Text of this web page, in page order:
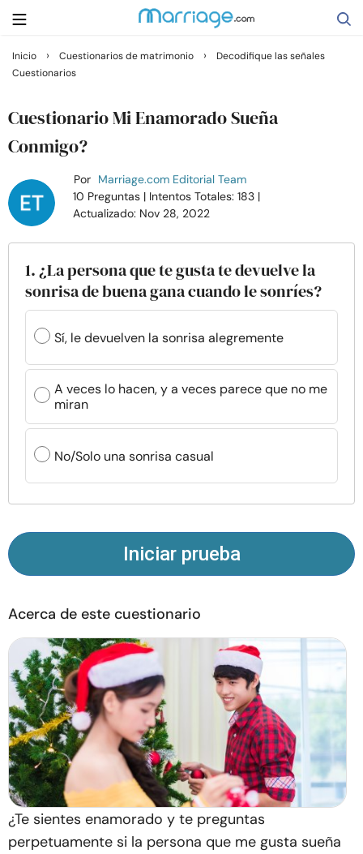
Buscar
Casarse
Relaciones
Familia
Ayuda
Cursos
Recursos
Comunidad
Encuentra un terapeuta
Sobre nosotros Contáctanos Escríbenos
Publicidad con
Inicio › Cuestionarios de matrimonio ›
Decodifique las señales
Cuestionarios
Cuestionario Mi Enamorado Sueña
Conmigo?
Por Marriage.com Editorial Team
10 Preguntas | Intentos Totales: 183 |
Actualizado: Nov 28, 2022
1. ¿La persona que te gusta te devuelve la
sonrisa de buena gana cuando le sonríes?
Sí, le devuelven la sonrisa alegremente
A veces lo hacen, y a veces parece que no me
miran
No/Solo una sonrisa casual
Iniciar prueba
Acerca de este cuestionario
¿Te sientes enamorado y te preguntas
perpetuamente si la persona que me gusta sueña